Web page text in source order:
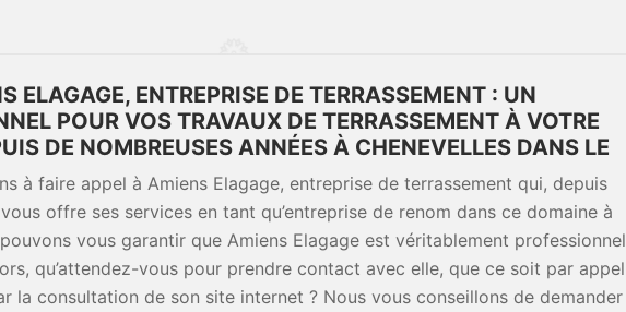
ELAGAGE, ENTREPRISE DE TERRASSEMENT : UN
POUR VOS TRAVAUX DE TERRASSEMENT À VOTRE
DE NOMBREUSES ANNÉES À CHENEVELLES DANS LE
à faire appel à Amiens Elagage, entreprise de terrassement qui, depuis
offre ses services en tant qu’entreprise de renom dans ce domaine à
vous garantir que Amiens Elagage est véritablement professionnel
qu’attendez-vous pour prendre contact avec elle, que ce soit par appel
la consultation de son site internet ? Nous vous conseillons de demander